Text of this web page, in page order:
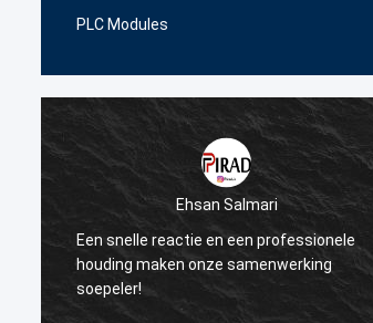
PLC Modules
Ehsan Salmari
Een snelle reactie en een professionele
houding maken onze samenwerking